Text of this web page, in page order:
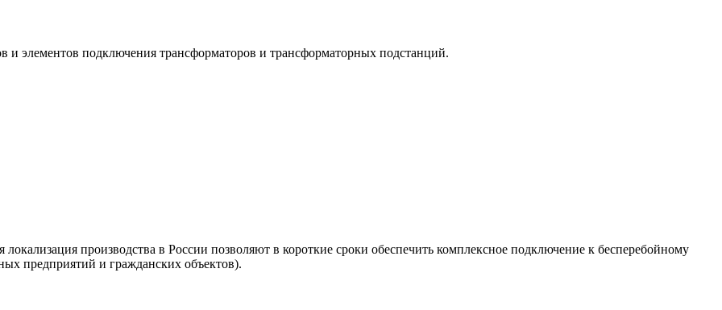
элементов подключения трансформаторов и трансформаторных подстанций.
производства в России позволяют в короткие сроки обеспечить комплексное подключение к бесперебойному
предприятий и гражданских объектов).